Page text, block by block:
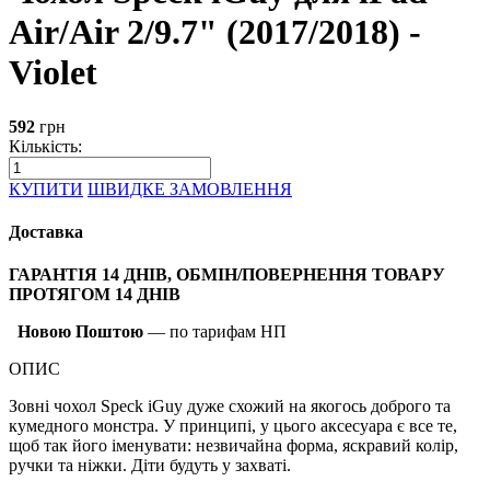
Air/Air 2/9.7" (2017/2018) -
Violet
592 грн
Кількість:
КУПИТИ ШВИДКЕ ЗАМОВЛЕННЯ
Доставка
ГАРАНТІЯ 14 ДНІВ, ОБМІН/ПОВЕРНЕННЯ ТОВАРУ
ПРОТЯГОМ 14 ДНІВ
Новою Поштою — по тарифам НП
ОПИС
Зовні чохол Speck iGuy дуже схожий на якогось доброго та
кумедного монстра. У принципі, у цього аксесуара є все те,
щоб так його іменувати: незвичайна форма, яскравий колір,
ручки та ніжки. Діти будуть у захваті.